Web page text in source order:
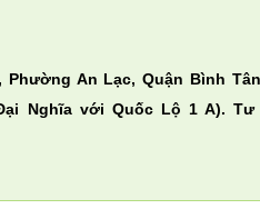
An Lạc, Quận Bình
Nghĩa với Quốc Lộ 1 A). Tư